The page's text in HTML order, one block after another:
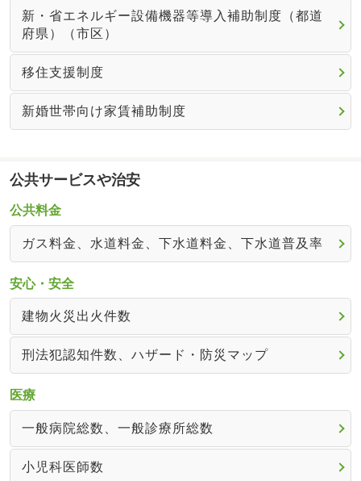
新・省エネルギー設備機器等導入補助制度（都道
府県）（市区）
移住支援制度
新婚世帯向け家賃補助制度
公共サービスや治安
公共料金
ガス料金、水道料金、下水道料金、下水道普及率
安心・安全
建物火災出火件数
刑法犯認知件数、ハザード・防災マップ
医療
一般病院総数、一般診療所総数
小児科医師数